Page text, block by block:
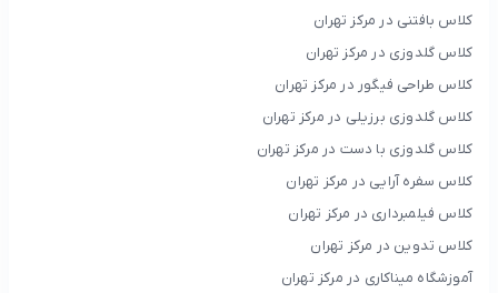
کلاس بافتنی در مرکز تهران
کلاس گلدوزی در مرکز تهران
کلاس طراحی فیگور در مرکز تهران
کلاس گلدوزی برزیلی در مرکز تهران
کلاس گلدوزی با دست در مرکز تهران
کلاس سفره آرایی در مرکز تهران
کلاس فیلمبرداری در مرکز تهران
کلاس تدوین در مرکز تهران
آموزشگاه میناکاری در مرکز تهران